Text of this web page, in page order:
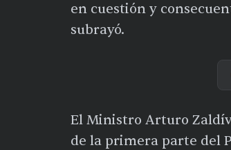
en cuestión y
subrayó.
El Ministro Arturo
de la primera parte del